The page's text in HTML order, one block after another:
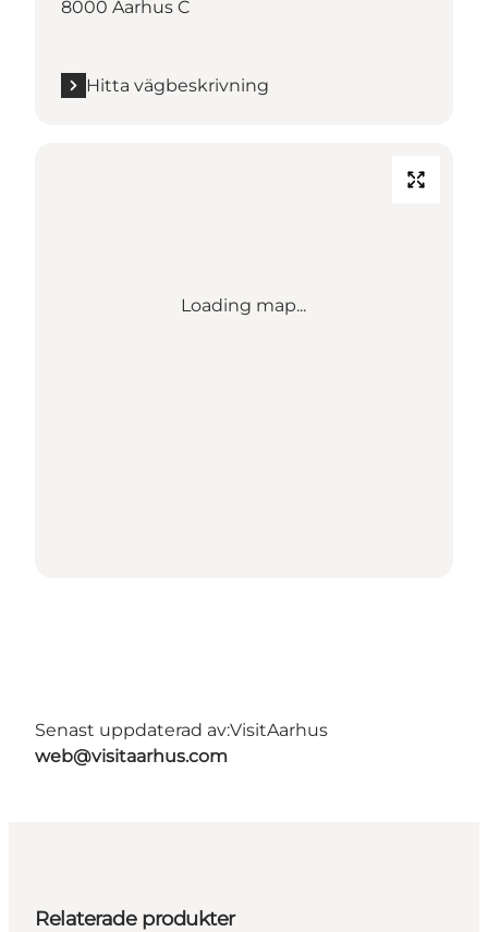
8000 Aarhus C
Hitta vägbeskrivning
Loading map...
Senast uppdaterad av:VisitAarhus
web@visitaarhus.com
Relaterade produkter